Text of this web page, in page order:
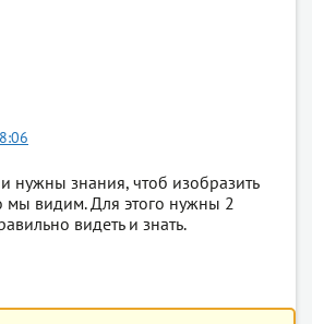
нужны знания, чтоб изобразить
мы видим. Для этого нужны 2
видеть и знать.